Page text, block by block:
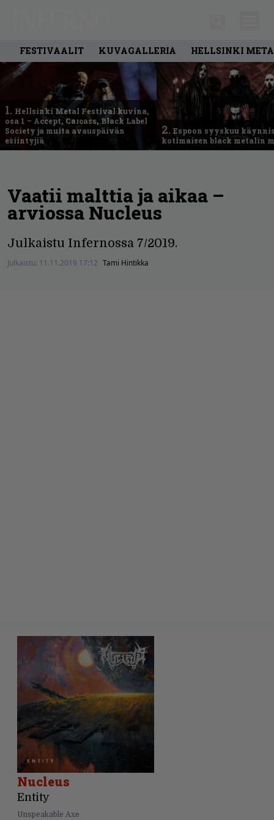
FESTIVAALIT KUVAGALLERIA HELLSINKI
1. Hellsinki Metal Festival kuvina,
osa 1 – Accept, Carcass, Black Label
Society ja muita avauspäivän
esiintyjiä
2. Espoon syyskuu
kotimaisen black metalin
Vaatii malttia ja aikaa –
arviossa Nucleus
Julkaistu Infernossa 7/2019.
Julkaistu: 11.11.2019 17:12 Tami Hintikka
Nucleus
Entity
Unspeakable Axe